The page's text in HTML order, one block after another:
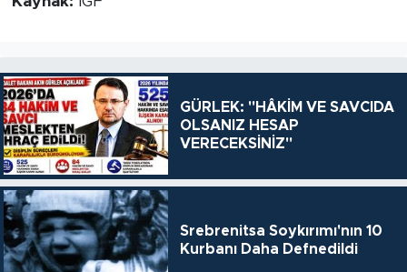
GÜRLEK: "HÂKİM VE SAVCIDA
OLSANIZ HESAP
VERECEKSİNİZ"
Srebrenitsa Soykırımı'nın 10
Kurbanı Daha Defnedildi